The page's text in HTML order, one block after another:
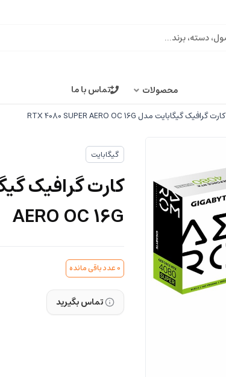
محصولات تماس با ما
کارت گرافیک گیگابایت مدل RTX 4080 SUPER AERO OC 16G
گیگابایت
AERO OC 16G
0عدد باقی مانده
تماس بگیرید